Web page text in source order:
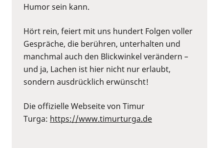
Humor sein kann.
Hört rein, feiert mit uns hundert Folgen voller
Gespräche, die berühren, unterhalten und
manchmal auch den Blickwinkel verändern –
und ja, Lachen ist hier nicht nur erlaubt,
sondern ausdrücklich erwünscht!
Die offizielle Webseite von Timur
Turga: https://www.timurturga.de